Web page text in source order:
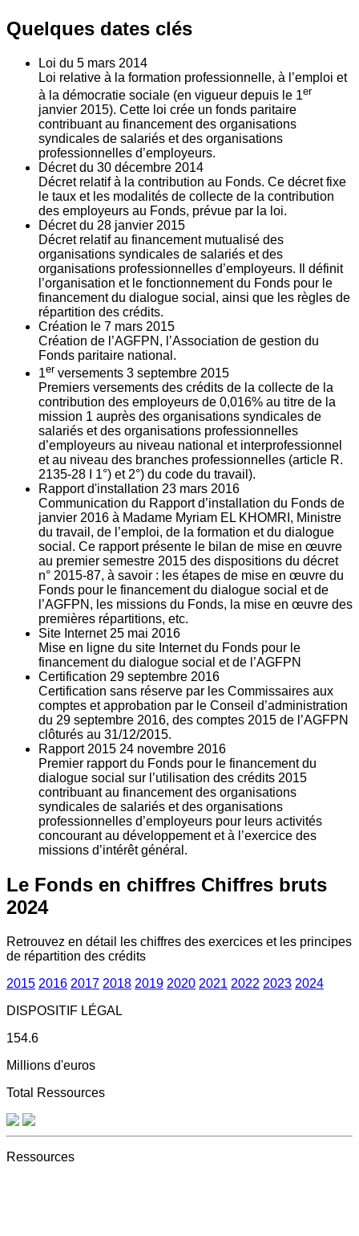
Quelques dates clés
Loi du 5 mars 2014
Loi relative à la formation professionnelle, à l’emploi et
à la démocratie sociale (en vigueur depuis le 1er
janvier 2015). Cette loi crée un fonds paritaire
contribuant au financement des organisations
syndicales de salariés et des organisations
professionnelles d’employeurs.
Décret du 30 décembre 2014
Décret relatif à la contribution au Fonds. Ce décret fixe
le taux et les modalités de collecte de la contribution
des employeurs au Fonds, prévue par la loi.
Décret du 28 janvier 2015
Décret relatif au financement mutualisé des
organisations syndicales de salariés et des
organisations professionnelles d’employeurs. Il définit
l’organisation et le fonctionnement du Fonds pour le
financement du dialogue social, ainsi que les règles de
répartition des crédits.
Création le 7 mars 2015
Création de l’AGFPN, l’Association de gestion du
Fonds paritaire national.
1er versements 3 septembre 2015
Premiers versements des crédits de la collecte de la
contribution des employeurs de 0,016% au titre de la
mission 1 auprès des organisations syndicales de
salariés et des organisations professionnelles
d’employeurs au niveau national et interprofessionnel
et au niveau des branches professionnelles (article R.
2135‐28 I 1°) et 2°) du code du travail).
Rapport d'installation 23 mars 2016
Communication du Rapport d’installation du Fonds de
janvier 2016 à Madame Myriam EL KHOMRI, Ministre
du travail, de l’emploi, de la formation et du dialogue
social. Ce rapport présente le bilan de mise en œuvre
au premier semestre 2015 des dispositions du décret
n° 2015-87, à savoir : les étapes de mise en œuvre du
Fonds pour le financement du dialogue social et de
l’AGFPN, les missions du Fonds, la mise en œuvre des
premières répartitions, etc.
Site Internet 25 mai 2016
Mise en ligne du site Internet du Fonds pour le
financement du dialogue social et de l’AGFPN
Certification 29 septembre 2016
Certification sans réserve par les Commissaires aux
comptes et approbation par le Conseil d’administration
du 29 septembre 2016, des comptes 2015 de l’AGFPN
clôturés au 31/12/2015.
Rapport 2015 24 novembre 2016
Premier rapport du Fonds pour le financement du
dialogue social sur l’utilisation des crédits 2015
contribuant au financement des organisations
syndicales de salariés et des organisations
professionnelles d’employeurs pour leurs activités
concourant au développement et à l’exercice des
missions d’intérêt général.
Le Fonds en chiffres Chiffres bruts
2024
Retrouvez en détail les chiffres des exercices et les principes
de répartition des crédits
2015 2016 2017 2018 2019 2020 2021 2022 2023 2024
DISPOSITIF LÉGAL
154.6
Millions d'euros
Total Ressources
Ressources